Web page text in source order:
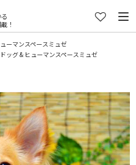
！
ーマンスペースミュゼ
ドッグ & ヒューマンスペースミュゼ